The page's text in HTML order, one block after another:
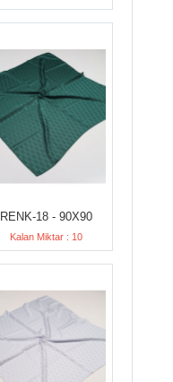
RENK-18 - 90X90
Kalan Miktar : 10